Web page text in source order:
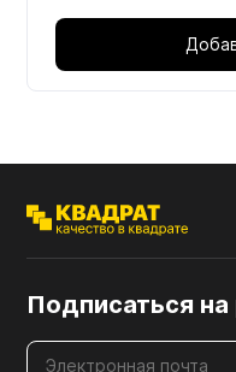
Подписаться